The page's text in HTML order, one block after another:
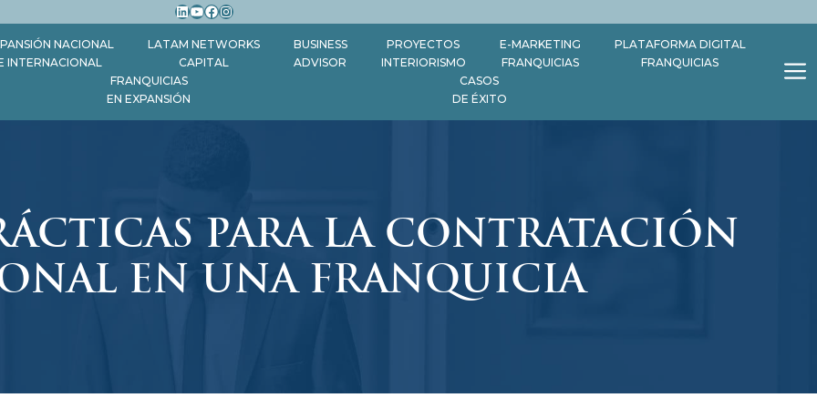
LinkedIn
YouTube
Facebook
Instagram
NACIONAL
INTERNACIONAL
LATAM NETWORKS
CAPITAL
BUSINESS
ADVISOR
PROYECTOS
INTERIORISMO
E-MARKETING
FRANQUICIAS
PLATAFORMA DIGITAL
FRANQUICIAS
FRANQUICIAS
EN EXPANSIÓN
CASOS
DE ÉXITO
PARA LA CONTRATACIÓN
EN UNA FRANQUICIA